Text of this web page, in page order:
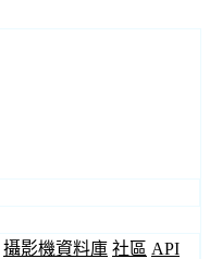
攝影機資料庫 社區 API